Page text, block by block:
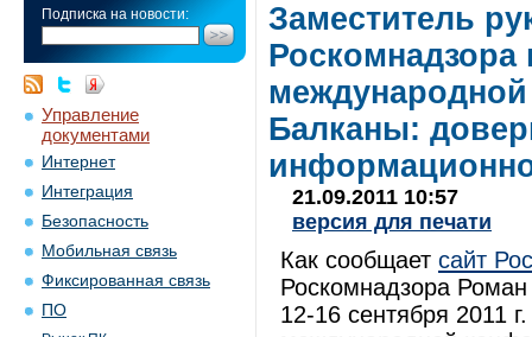
Подписка на новости:
Управление
документами
Интернет
Интеграция
Безопасность
Мобильная связь
Фиксированная связь
ПО
Заместитель
Роскомнадзора
Балканы:
21.09.2011 10:57
версия для печати
Как сообщает сайт
Роскомнадзора
12-16 сентября 2011